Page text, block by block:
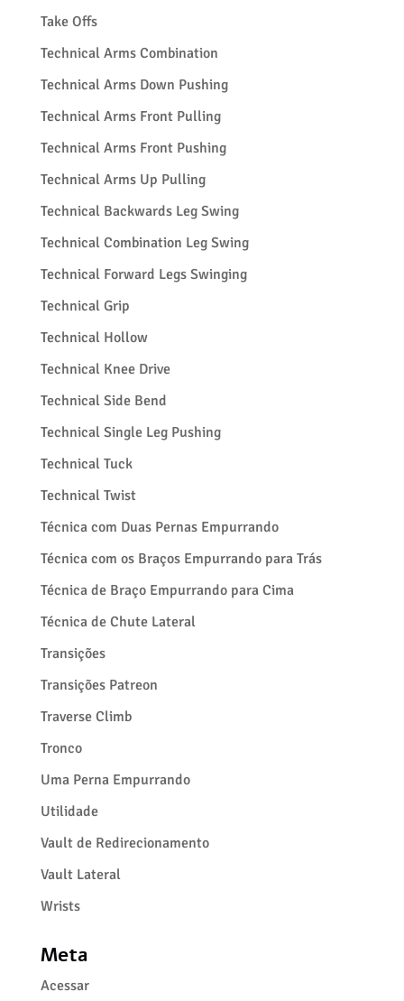
Take Offs
Technical Arms Combination
Technical Arms Down Pushing
Technical Arms Front Pulling
Technical Arms Front Pushing
Technical Arms Up Pulling
Technical Backwards Leg Swing
Technical Combination Leg Swing
Technical Forward Legs Swinging
Technical Grip
Technical Hollow
Technical Knee Drive
Technical Side Bend
Technical Single Leg Pushing
Technical Tuck
Technical Twist
Técnica com Duas Pernas Empurrando
Técnica com os Braços Empurrando para Trás
Técnica de Braço Empurrando para Cima
Técnica de Chute Lateral
Transições
Transições Patreon
Traverse Climb
Tronco
Uma Perna Empurrando
Utilidade
Vault de Redirecionamento
Vault Lateral
Wrists
Meta
Acessar